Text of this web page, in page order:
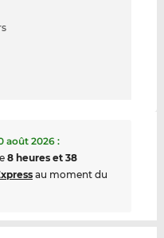
août 2026:
8 heures et 38
au moment du